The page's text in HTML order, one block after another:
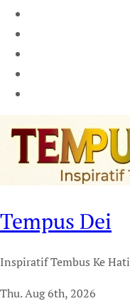
Tempus Dei
Inspiratif Tembus Ke Hati
Thu. Aug 6th, 2026